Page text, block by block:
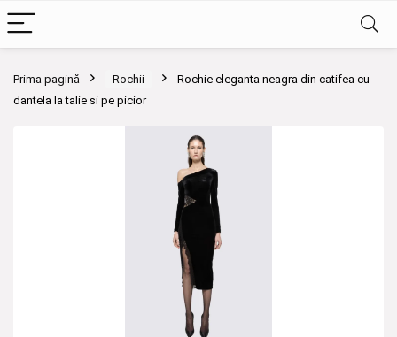
Prima pagină Rochii
Rochie eleganta neagra din catifea cu
dantela la talie si pe picior